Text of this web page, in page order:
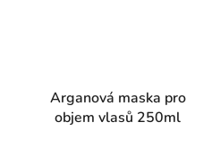
Arganová maska pro
objem vlasů 250ml